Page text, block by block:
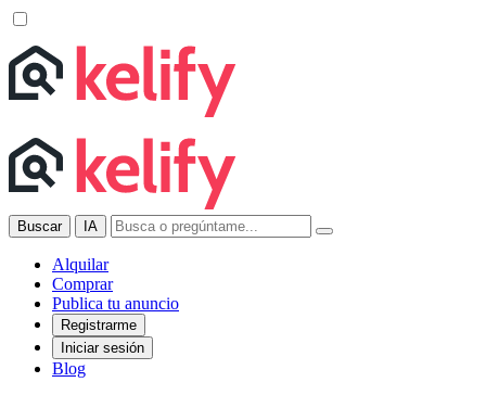
Buscar IA
Alquilar
Comprar
Publica tu anuncio
Registrarme
Iniciar sesión
Blog